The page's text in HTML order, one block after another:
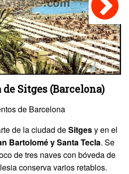
de Sitges (Barcelona)
de Barcelona
de la ciudad deSitgesy en el
Bartolomé y Santa Tecla. Se
de tres naves con bóveda de
conserva varios retablos.